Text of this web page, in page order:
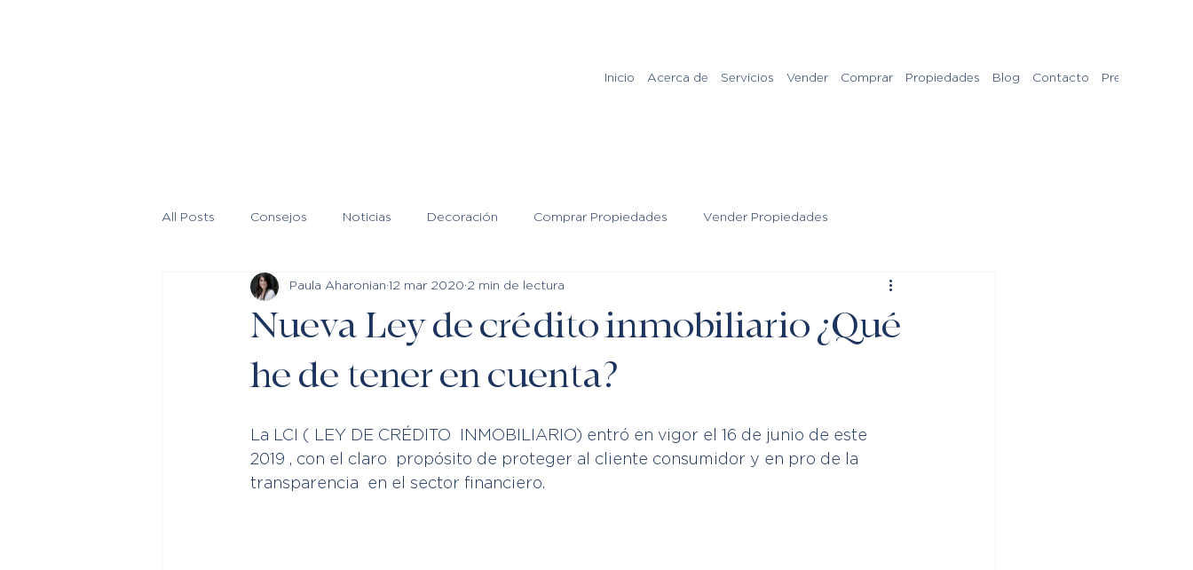
Inicio Acerca de Servicios Vender Comprar Propiedades Blog Contacto Preguntas
All Posts Consejos Noticias Decoración Comprar Propiedades Vender Propiedades
Nueva Ley de crédito inmobiliario ¿Qué
he de tener en cuenta?
Paula Aharonian 12 mar 2020 2 min de lectura
La LCI ( LEY DE CRÉDITO  INMOBILIARIO) entró en vigor el 16 de junio de este
2019 , con el claro  propósito de proteger al cliente consumidor y en pro de la
transparencia  en el sector financiero.